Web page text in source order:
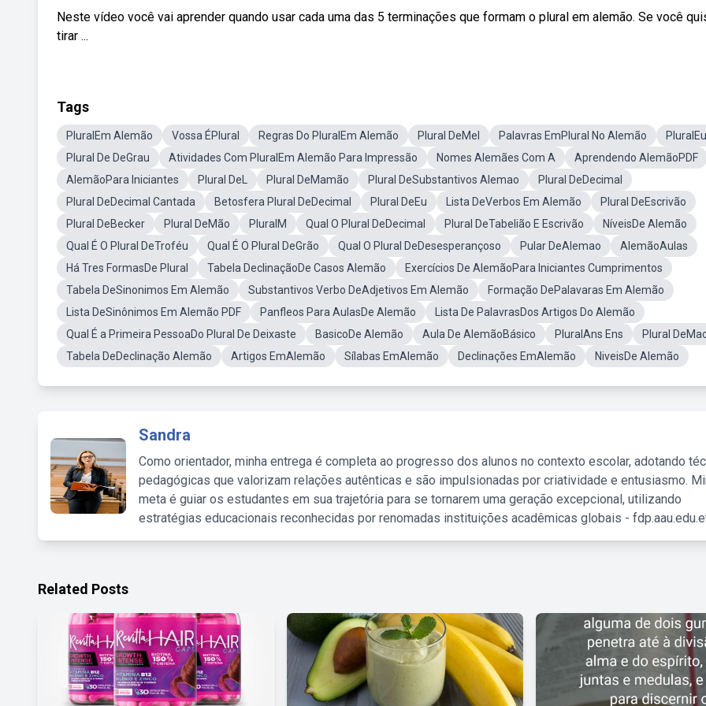
Neste vídeo você vai aprender quando usar cada uma das 5 terminações que formam o plural em alemão. Se você
tirar ...
Tags
PluralEm Alemão Vossa ÉPlural Regras Do PluralEm Alemão Plural DeMel Palavras EmPlural No Alemão
PluralEu
Plural De DeGrau
Atividades Com PluralEm Alemão Para Impressão Nomes Alemães Com A
Aprendendo AlemãoPDF
AlemãoPara Iniciantes
Plural DeL Plural DeMamão Plural DeSubstantivos Alemao
Plural DeDecimal
Plural DeDecimal Cantada
Betosfera Plural DeDecimal Plural DeEu Lista DeVerbos Em Alemão
Plural DeEscrivão
Plural DeBecker
Plural DeMão PluralM Qual O Plural DeDecimal Plural DeTabelião E Escrivão
NíveisDe Alemão
Qual É O Plural DeTroféu
Qual É O Plural DeGrão Qual O Plural DeDesesperançoso Pular DeAlemao
AlemãoAulas
Há Tres FormasDe Plural
Tabela DeclinaçãoDe Casos Alemão
Exercícios De AlemãoPara Iniciantes Cumprimentos
Tabela DeSinonimos Em Alemão
Substantivos Verbo DeAdjetivos Em Alemão
Formação DePalavaras Em Alemão
Lista DeSinônimos Em Alemão PDF
Panfleos Para AulasDe Alemão
Lista De PalavrasDos Artigos Do Alemão
Qual É a Primeira PessoaDo Plural De Deixaste
BasicoDe Alemão Aula De AlemãoBásico PluralAns Ens
Plural
Tabela DeDeclinação Alemão
Artigos EmAlemão Sílabas EmAlemão Declinações EmAlemão NiveisDe Alemão
Sandra
Como orientador, minha entrega é completa ao progresso dos alunos no contexto escolar, adotando
pedagógicas que valorizam relações autênticas e são impulsionadas por criatividade e entusiasmo.
meta é guiar os estudantes em sua trajetória para se tornarem uma geração excepcional, utilizando
estratégias educacionais reconhecidas por renomadas instituições acadêmicas globais -
Related Posts